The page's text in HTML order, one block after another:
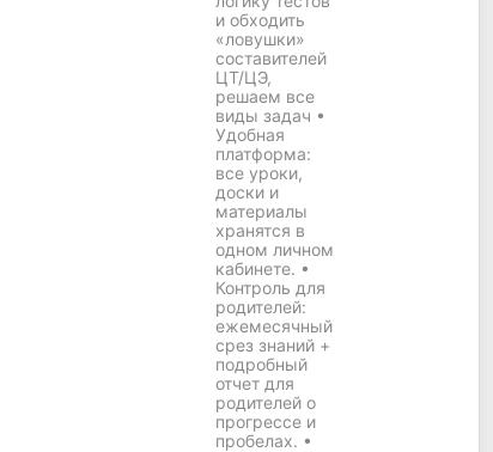
и обходить
«ловушки»
составителей
ЦТ/ЦЭ,
решаем все
виды задач •
Удобная
платформа:
все уроки,
доски и
материалы
хранятся в
одном личном
кабинете. •
Контроль для
родителей:
ежемесячный
срез знаний +
подробный
отчет для
родителей о
прогрессе и
пробелах. •